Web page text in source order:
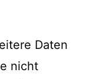
Daten
nicht